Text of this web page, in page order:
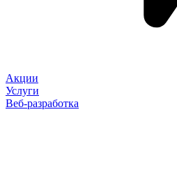
Акции
Услуги
Веб-разработка